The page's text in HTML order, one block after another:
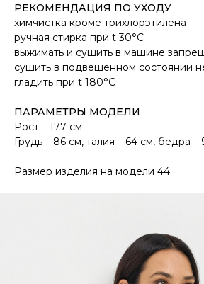
РЕКОМЕНДАЦИЯ ПО УХОДУ
химчистка кроме трихлорэтилена
ручная стирка при t 30°С
выжимать и сушить в машине
сушить в подвешенном состоянии
гладить при t 180°С
ПАРАМЕТРЫ МОДЕЛИ
Рост – 177 см
Грудь – 86 см, талия – 64 см, бедра –
Размер изделия на модели 44